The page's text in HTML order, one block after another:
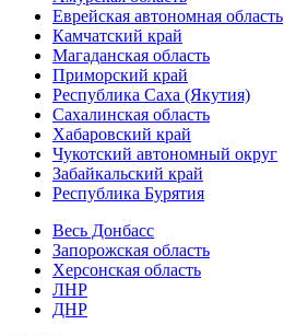
Еврейская автономная область
Камчатский край
Магаданская область
Приморский край
Республика Саха (Якутия)
Сахалинская область
Хабаровский край
Чукотский автономный округ
Забайкальский край
Республика Бурятия
Весь Донбасс
Запорожская область
Херсонская область
ЛНР
ДНР